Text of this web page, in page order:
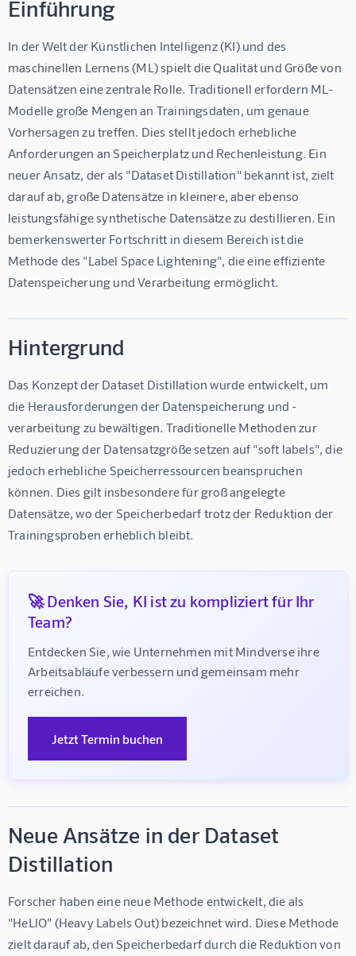
Einführung
In der Welt der Künstlichen Intelligenz (KI) und des
maschinellen Lernens (ML) spielt die Qualität und Größe von
Datensätzen eine zentrale Rolle. Traditionell erfordern ML-
Modelle große Mengen an Trainingsdaten, um genaue
Vorhersagen zu treffen. Dies stellt jedoch erhebliche
Anforderungen an Speicherplatz und Rechenleistung. Ein
neuer Ansatz, der als "Dataset Distillation" bekannt ist, zielt
darauf ab, große Datensätze in kleinere, aber ebenso
leistungsfähige synthetische Datensätze zu destillieren. Ein
bemerkenswerter Fortschritt in diesem Bereich ist die
Methode des "Label Space Lightening", die eine effiziente
Datenspeicherung und Verarbeitung ermöglicht.
Hintergrund
Das Konzept der Dataset Distillation wurde entwickelt, um
die Herausforderungen der Datenspeicherung und -
verarbeitung zu bewältigen. Traditionelle Methoden zur
Reduzierung der Datensatzgröße setzen auf "soft labels", die
jedoch erhebliche Speicherressourcen beanspruchen
können. Dies gilt insbesondere für groß angelegte
Datensätze, wo der Speicherbedarf trotz der Reduktion der
Trainingsproben erheblich bleibt.
🚀 Denken Sie, KI ist zu kompliziert für Ihr
Team?
Entdecken Sie, wie Unternehmen mit Mindverse ihre
Arbeitsabläufe verbessern und gemeinsam mehr
erreichen.
Jetzt Termin buchen
Neue Ansätze in der Dataset
Distillation
Forscher haben eine neue Methode entwickelt, die als
"HeLlO" (Heavy Labels Out) bezeichnet wird. Diese Methode
zielt darauf ab, den Speicherbedarf durch die Reduktion von